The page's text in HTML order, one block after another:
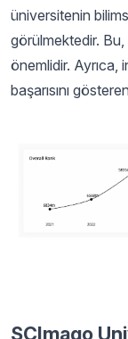
üniversitenin
görülmektedir. Bu,
önemlidir. Ayrıca,
başarısını
SCImago